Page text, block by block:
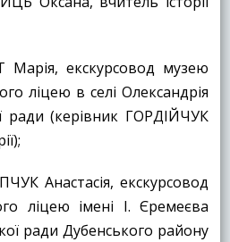
екскурсовод музею
ліцею в селі Олександрія
ради (керівник ГОРДІЙЧУК
Анастасія, екскурсовод
ліцею імені І. Єремеєва
ради Дубенського району